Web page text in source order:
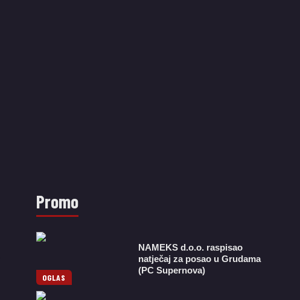
Promo
OGLAS
NAMEKS d.o.o. raspisao
natječaj za posao u Grudama
(PC Supernova)